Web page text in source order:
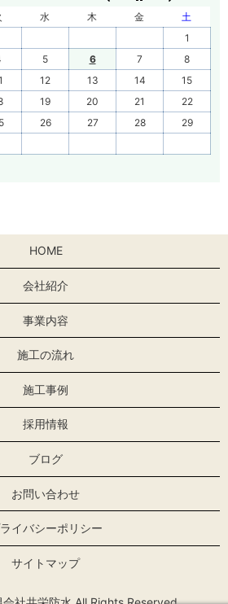
水 木 金
土
1
5 6 7
8
12 13 14
15
19 20 21
22
26 27 28
29
HOME
会社紹介
事業内容
施工の流れ
施工事例
採用情報
ブログ
お問い合わせ
イバシーポリシー
サイトマップ